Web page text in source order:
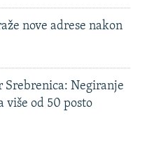
nove adrese nakon
Negiranje
više od 50 posto